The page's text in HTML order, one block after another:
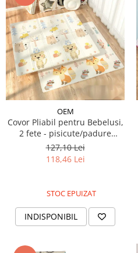
OEM
Covor Pliabil pentru Bebelusi,
2 fete - pisicute/padure
magica, 180/200/0.9cm
127,10 Lei
118,46 Lei
STOC EPUIZAT
INDISPONIBIL